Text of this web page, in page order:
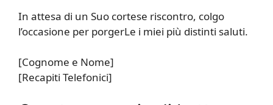
In attesa di un Suo cortese riscontro, colgo
l’occasione per porgerLe i miei più distinti saluti.
[Cognome e Nome]
[Recapiti Telefonici]